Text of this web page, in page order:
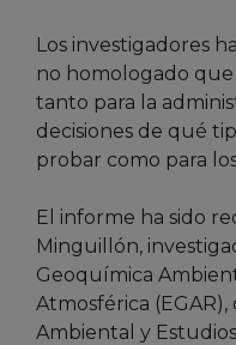
Los investigadores
no homologado
tanto para la
decisiones de qué
probar como para
El informe ha sido
Minguillón,
Geoquímica
Atmosférica
Ambiental y